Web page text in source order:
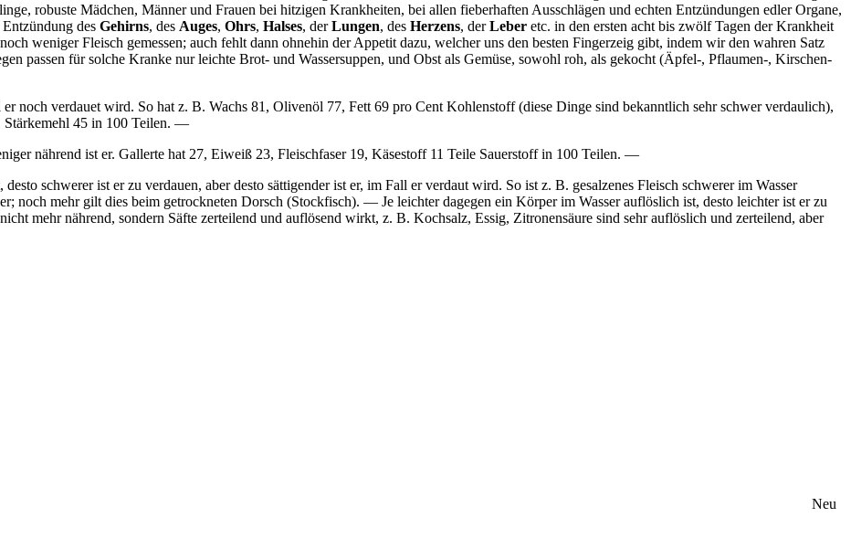
robuste Mädchen, Männer und Frauen bei hitzigen Krankheiten, bei allen fieberhaften Ausschlägen und echten Entzündungen edler Organe,
Entzündung des Gehirns, des Auges, Ohrs, Halses, derLungen, des Herzens, derLeber etc. in den ersten acht bis zwölf Tagen der Krankheit
weniger Fleisch gemessen; auch fehlt dann ohnehin der Appetit dazu, welcher uns den besten Fingerzeig gibt, indem wir den wahren Satz
passen für solche Kranke nur leichte Brot- und Wassersuppen, und Obst als Gemüse, sowohl roh, als gekocht (Äpfel-, Pflaumen-, Kirschen-
noch verdauet wird. So hat z. B. Wachs 81, Olivenöl 77, Fett 69 pro Cent Kohlenstoff (diese Dinge sind bekanntlich sehr schwer verdaulich),
Stärkemehl 45 in 100 Teilen. —
nährend ist er. Gallerte hat 27, Eiweiß 23, Fleischfaser 19, Käsestoff 11 Teile Sauerstoff in 100 Teilen. —
schwerer ist er zu verdauen, aber desto sättigender ist er, im Fall er verdaut wird. So ist z. B. gesalzenes Fleisch schwerer im Wasser
noch mehr gilt dies beim getrockneten Dorsch (Stockfisch). — Je leichter dagegen ein Körper im Wasser auflöslich ist, desto leichter ist er zu
mehr nährend, sondern Säfte zerteilend und auflösend wirkt, z. B. Kochsalz, Essig, Zitronensäure sind sehr auflöslich und zerteilend, aber
Neu